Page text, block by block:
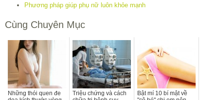
Phương pháp giúp phụ nữ luôn khỏe mạnh
Cùng Chuyên Mục
Những thói quen đe
Triệu chứng và cách
Bật mí 10 bí mật về